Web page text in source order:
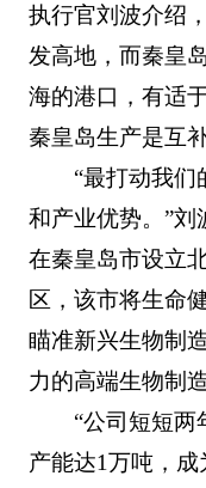
执行官刘波介绍
发高地，而秦皇
海的港口，有适
秦皇岛生产是互
“最打动我
和产业优势。”刘
在秦皇岛市设立
区，该市将生命
瞄准新兴生物制
力的高端生物制
“公司短短
产能达1万吨，